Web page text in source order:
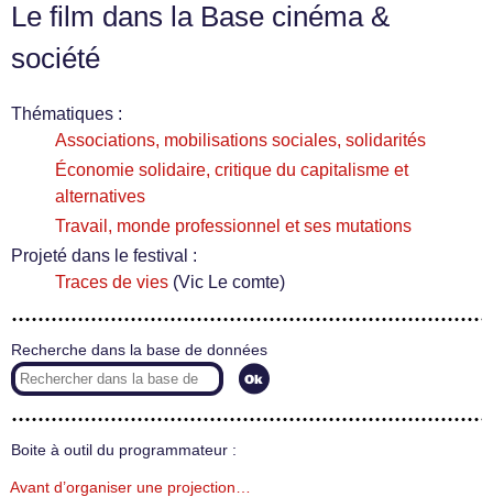
Le film dans la Base cinéma &
société
Thématiques :
Associations, mobilisations sociales, solidarités
Économie solidaire, critique du capitalisme et
alternatives
Travail, monde professionnel et ses mutations
Projeté dans le festival :
Traces de vies (Vic Le comte)
Recherche dans la base de données
Boite à outil du programmateur :
Avant d’organiser une projection…